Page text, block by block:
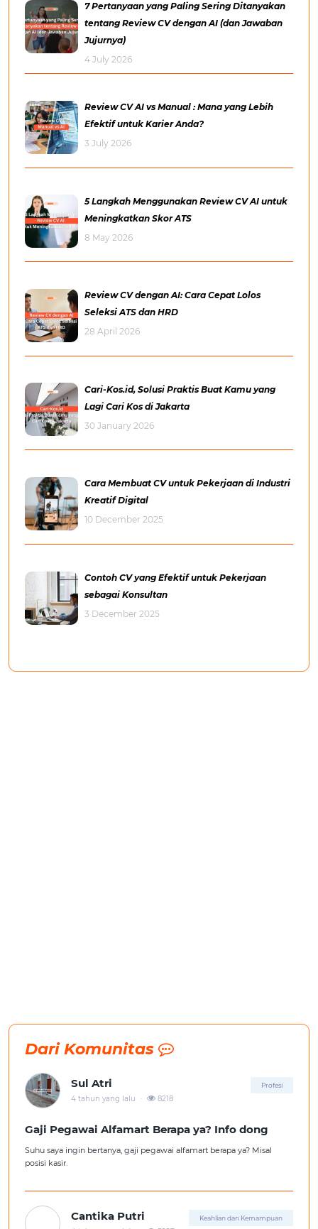
7 Pertanyaan yang Paling Sering Ditanyakan
tentang Review CV dengan AI (dan Jawaban
Jujurnya)
4 July 2026
Review CV AI vs Manual : Mana yang Lebih
Efektif untuk Karier Anda?
3 July 2026
5 Langkah Menggunakan Review CV AI untuk
Meningkatkan Skor ATS
8 May 2026
Review CV dengan AI: Cara Cepat Lolos
Seleksi ATS dan HRD
28 April 2026
Cari-Kos.id, Solusi Praktis Buat Kamu yang
Lagi Cari Kos di Jakarta
30 January 2026
Cara Membuat CV untuk Pekerjaan di Industri
Kreatif Digital
10 December 2025
Contoh CV yang Efektif untuk Pekerjaan
sebagai Konsultan
3 December 2025
Dari Komunitas
Sul Atri Profesi
4 tahun yang lalu . 8218
Gaji Pegawai Alfamart Berapa ya? Info dong
Suhu saya ingin bertanya, gaji pegawai alfamart berapa ya? Misal
posisi kasir.
Cantika Putri Keahlian dan Kemampuan